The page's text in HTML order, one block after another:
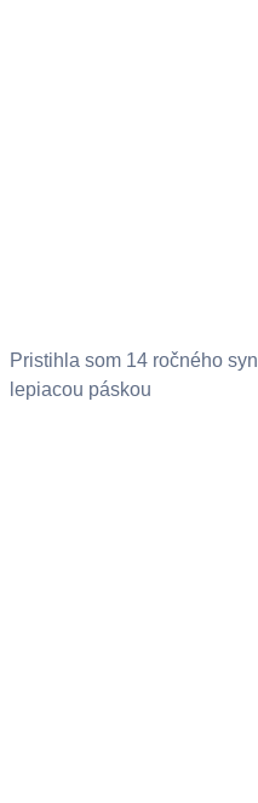
Pristihla som 14 ročného
lepiacou páskou